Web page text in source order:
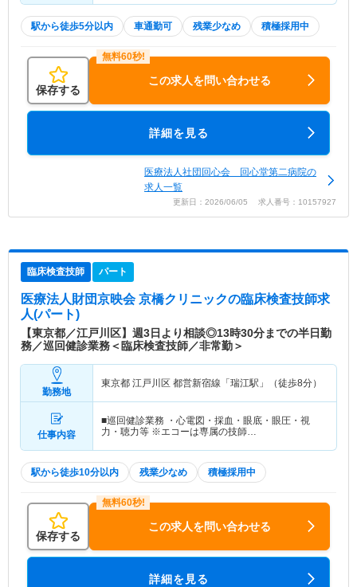
駅から徒歩5分以内 車通勤可 残業少なめ 積極採用中
保存する
この求人を問い合わせる
詳細を見る
医療法人社団回心会 回心堂第二病院の
求人一覧
更新日：2026/06/05 求人番号：10157927
臨床検査技師 パート
医療法人財団京映会 京橋クリニックの臨床検査技師求
人(パート)
【東京都／江戸川区】週3日より相談◎13時30分までの半日勤
務／巡回健診業務＜臨床検査技師／非常勤＞
勤務地
東京都 江戸川区 都営新宿線「瑞江駅」（徒歩8分）
仕事内容
■巡回健診業務 ・心電図・採血・眼底・眼圧・視
力・聴力等 ※エコーは専属の技師…
駅から徒歩10分以内 残業少なめ 積極採用中
保存する
この求人を問い合わせる
詳細を見る